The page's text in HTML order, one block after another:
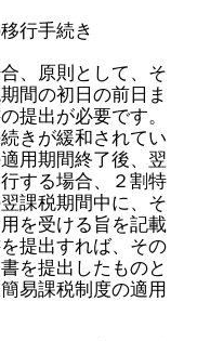
行手続き
、原則として、そ
間の初日の前日ま
提出が必要です。
きが緩和されてい
用期間終了後、翌
する場合、２割特
課税期間中に、そ
を受ける旨を記載
提出すれば、その
を提出したものと
易課税制度の適用